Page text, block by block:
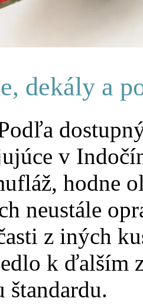
dekály a
v
hodne
neustále
z iných
k ďalším
štandardu.